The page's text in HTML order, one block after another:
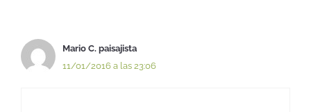
Mario C. paisajista
11/01/2016 a las 23:06